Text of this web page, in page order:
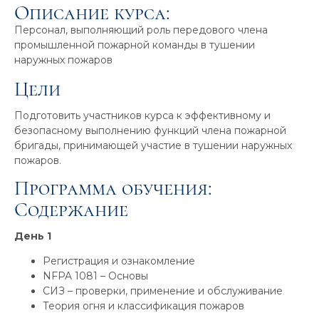
Описание курса:
Персонал, выполняющий роль передового члена
промышленной пожарной команды в тушении
наружных пожаров
Цели
Подготовить участников курса к эффективному и
безопасному выполнению функций члена пожарной
бригады, принимающей участие в тушении наружных
пожаров.
Программа обучения:
Содержание
День 1
Регистрация и ознакомление
NFPA 1081 – Основы
СИЗ – проверки, применение и обслуживание
Теория огня и классификация пожаров